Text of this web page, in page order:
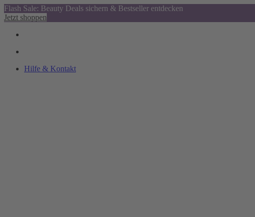
Flash Sale: Beauty Deals sichern & Bestseller entdecken
Jetzt shoppen
Hilfe & Kontakt